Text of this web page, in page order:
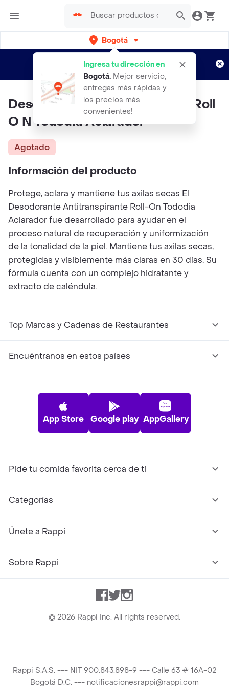
Bogotá
Ingresa tu dirección en
Bogotá. Mejor servicio,
entregas más rápidas y
los precios más
convenientes!
envíos gratis por semanas
Aplican TyC
Desodorante Antitranspirante Roll
O N Tododia Aclarador
Agotado
Información del producto
Protege, aclara y mantiene tus axilas secas El
Desodorante Antitranspirante Roll-On Tododia
Aclarador fue desarrollado para ayudar en el
proceso natural de recuperación y uniformización
de la tonalidad de la piel. Mantiene tus axilas secas,
protegidas y visiblemente más claras en 30 días. Su
fórmula cuenta con un complejo hidratante y
extracto de caléndula.
Top Marcas y Cadenas de Restaurantes
Encuéntranos en estos países
App Store Google play AppGallery
Pide tu comida favorita cerca de ti
Categorías
Únete a Rappi
Sobre Rappi
Facebook
TwitterInstagram
© 2026 Rappi Inc. All rights reserved.
Rappi S.A.S. --- NIT 900.843.898-9 --- Calle 63 # 16A-02
Bogotá D.C. --- notificacionesrappi@rappi.com